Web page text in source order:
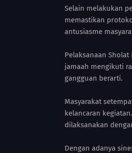
Selain melakukan
memastikan
antusiasme
Pelaksanaan
jamaah mengikuti
gangguan berarti.
Masyarakat
kelancaran
dilaksanakan
Dengan adanya